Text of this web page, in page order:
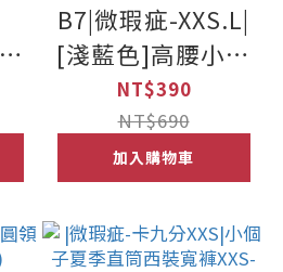
B7|微瑕疵-XXS.L|
[淺藍色]高腰小隻
女生牛仔寬褲 加小
碼xxs(9分款/落地
款)
NT$390
NT$690
加入購物車